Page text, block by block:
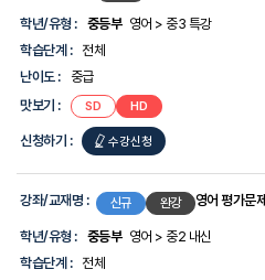
대
한
보
를
제
공
합
학년/유형 : 중등부 영어 > 중3 특강
학습단계 :
전체
난이도 :
중급
맛보기 :
SD HD
신청하기 : 수강신청
강좌/교재명 : 신규 완강 영어 평가문
학년/유형 : 중등부 영어 > 중2 내신
학습단계 :
전체